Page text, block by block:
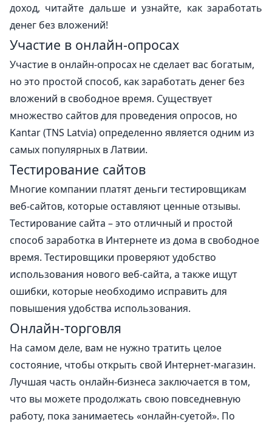
доход, читайте дальше и узнайте, как заработать
денег без вложений!
Участие в онлайн-опросах
Участие в онлайн-опросах не сделает вас богатым,
но это простой способ, как заработать денег без
вложений в свободное время. Существует
множество сайтов для проведения опросов, но
Kantar (TNS Latvia) определенно является одним из
самых популярных в Латвии.
Тестирование сайтов
Многие компании платят деньги тестировщикам
веб-сайтов, которые оставляют ценные отзывы.
Тестирование сайта – это отличный и простой
способ заработка в Интернете из дома в свободное
время. Тестировщики проверяют удобство
использования нового веб-сайта, а также ищут
ошибки, которые необходимо исправить для
повышения удобства использования.
Онлайн-торговля
На самом деле, вам не нужно тратить целое
состояние, чтобы открыть свой Интернет-магазин.
Лучшая часть онлайн-бизнеса заключается в том,
что вы можете продолжать свою повседневную
работу, пока занимаетесь «онлайн-суетой». По